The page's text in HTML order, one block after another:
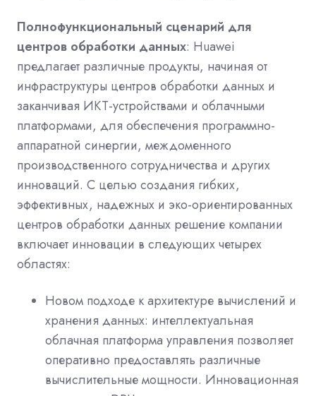
Полнофункциональный сценарий для
центров обработки данных: Huawei
предлагает различные продукты, начиная от
инфраструктуры центров обработки данных и
заканчивая ИКТ-устройствами и облачными
платформами, для обеспечения программно-
аппаратной синергии, междоменного
производственного сотрудничества и других
инноваций. С целью создания гибких,
эффективных, надежных и эко-ориентированных
центров обработки данных решение компании
включает инновации в следующих четырех
областях:
Новом подходе к архитектуре вычислений и
хранения данных: интеллектуальная
облачная платформа управления позволяет
оперативно предоставлять различные
вычислительные мощности. Инновационная